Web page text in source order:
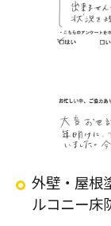
外壁・屋根
ルコニー床